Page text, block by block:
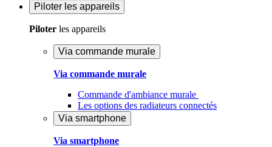
Piloter les appareils
Piloter les appareils
Via commande murale
Via commande murale
Commande d'ambiance murale
Les options des radiateurs connectés
Via smartphone
Via smartphone